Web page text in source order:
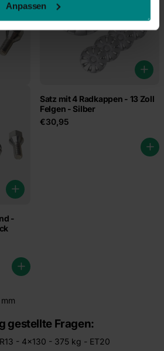
Anpassen
-
Satz mit 4 Radkappen - 13 Zoll
Felgen - Silber
€30,95
gestellte Fragen:
- 4x130 - 375 kg - ET20